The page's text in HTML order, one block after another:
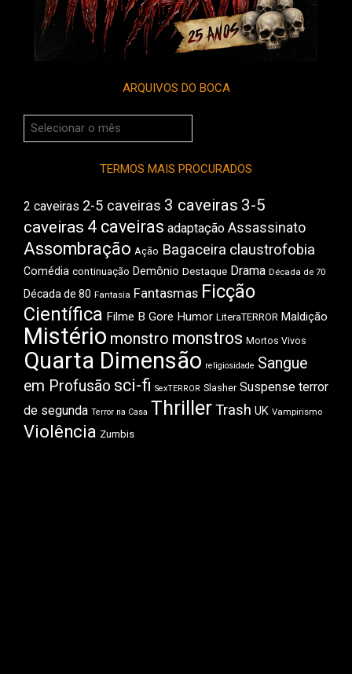
ARQUIVOS DO BOCA
Arquivos
do
TERMOS MAIS PROCURADOS
2 caveiras 2-5 caveiras 3 caveiras 3-5
caveiras 4 caveiras adaptação Assassinato
Assombração Ação Bagaceira claustrofobia
Comédia continuação Demônio Destaque Drama Década de 70
Década de 80 Fantasia Fantasmas Ficção
Científica Filme B Gore Humor LiteraTERROR Maldição
Mistério monstro monstros Mortos Vivos
Quarta Dimensão religiosidade Sangue
em Profusão sci-fi SexTERROR Slasher Suspense terror
de segunda Terror na Casa ThrillerTrash UK Vampirismo
Violência Zumbis